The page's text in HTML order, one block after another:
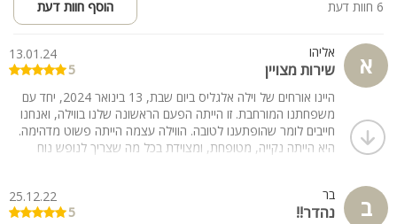
6 חוות דעת הוסף חוות דעת
א אליהו
שירות מצויין
13.01.24
5
היינו אורחים של וילה אלגליס ביום שבת, 13 בינואר 2024, יחד עם
משפחתנו המורחבת. זו הייתה הפעם הראשונה שלנו בווילה, ואנחנו
חייבים לומר שהופתענו לטובה. הווילה עצמה הייתה פשוט מדהימה.
היא הייתה נקייה, מטופחת, ומצוידת בכל מה שצריך לנופש נוח
בילינו שעות ארוכות בבריכה ובג'קוזי, והיה לנו נהדר. המארח, היה
אדיב ושירותי ביותר. הוא ענה על כל השאלות שלנו ועזר לנו להפיק
ב בר
נהדר!!
25.12.22
5